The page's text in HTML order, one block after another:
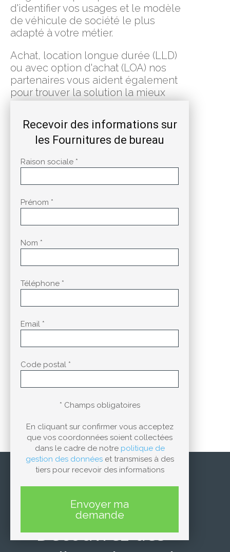
d'identifier vos usages et le modèle
de véhicule de société le plus
adapté à votre métier.
Achat, location longue durée (LLD)
ou avec option d'achat (LOA) nos
partenaires vous aident également
pour trouver la solution la mieux
adaptée à votre situation.
Recevoir des informations sur
les Fournitures de bureau
Raison sociale *
Prénom *
Nom *
Téléphone *
Email *
Code postal *
* Champs obligatoires
En cliquant sur confirmer vous acceptez
que vos coordonnées soient collectées
dans le cadre de notre politique de
gestion des donnéeset transmises à des
tiers pour recevoir des informations
Envoyer ma
demande
Découvrez des